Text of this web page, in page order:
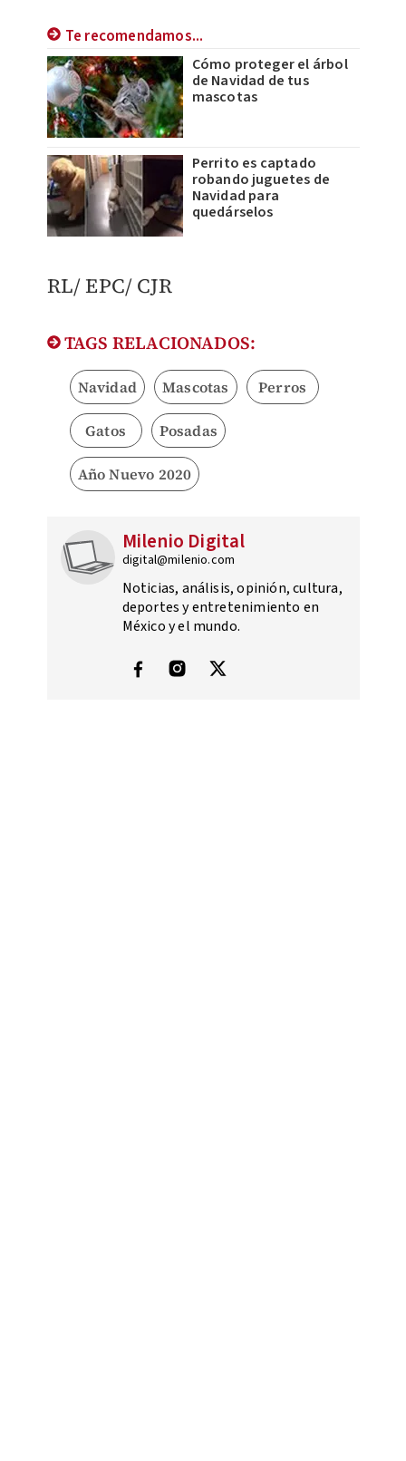
Te recomendamos...
Cómo proteger el árbol
de Navidad de tus
mascotas
Perrito es captado
robando juguetes de
Navidad para
quedárselos
RL/ EPC/ CJR ​
TAGS RELACIONADOS:
Navidad Mascotas Perros
Gatos Posadas
Año Nuevo 2020
Milenio Digital
digital@milenio.com
Noticias, análisis, opinión, cultura,
deportes y entretenimiento en
México y el mundo.